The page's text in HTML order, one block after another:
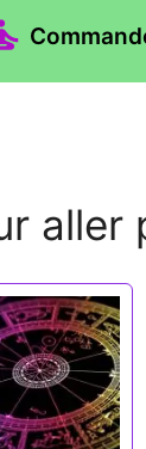
aller